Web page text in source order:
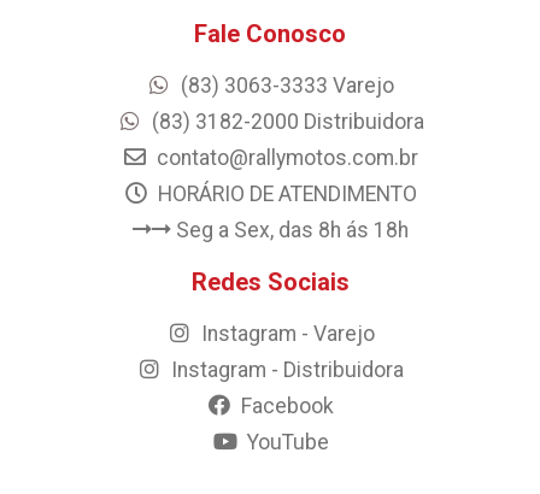
Fale Conosco
(83) 3063-3333 Varejo
(83) 3182-2000 Distribuidora
contato@rallymotos.com.br
HORÁRIO DE ATENDIMENTO
Seg a Sex, das 8h ás 18h
Redes Sociais
Instagram - Varejo
Instagram - Distribuidora
Facebook
YouTube